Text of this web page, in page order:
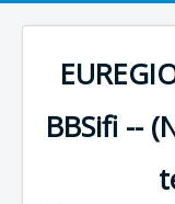
BBSifi --